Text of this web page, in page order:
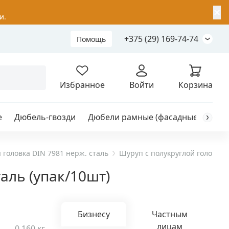
Помощь +375 (29) 169-74-74
Избранное Войти Корзина
Дюбель-гвозди Дюбели рамные (фасадные)
головка DIN 7981 нерж. сталь Шуруп с полукруглой
(упак/10шт)
Бизнесу
Частным
лицам